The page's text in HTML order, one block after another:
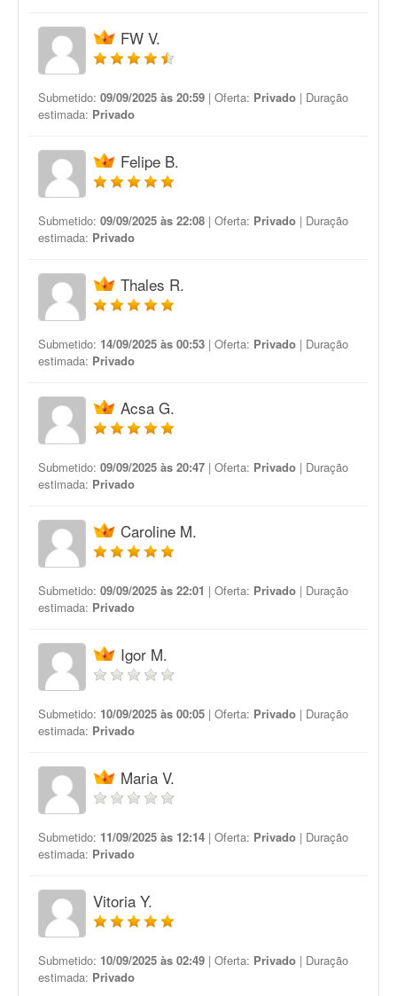
FW V.
Submetido: 09/09/2025 às 20:59 | Oferta: Privado | Duração
estimada: Privado
Felipe B.
Submetido: 09/09/2025 às 22:08 | Oferta: Privado | Duração
estimada: Privado
Thales R.
Submetido: 14/09/2025 às 00:53 | Oferta: Privado | Duração
estimada: Privado
Acsa G.
Submetido: 09/09/2025 às 20:47 | Oferta: Privado | Duração
estimada: Privado
Caroline M.
Submetido: 09/09/2025 às 22:01 | Oferta: Privado | Duração
estimada: Privado
Igor M.
Submetido: 10/09/2025 às 00:05 | Oferta: Privado | Duração
estimada: Privado
Maria V.
Submetido: 11/09/2025 às 12:14 | Oferta: Privado | Duração
estimada: Privado
Vitoria Y.
Submetido: 10/09/2025 às 02:49 | Oferta: Privado | Duração
estimada: Privado